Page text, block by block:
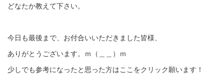
どなたか教えて下さい。
今日も最後まで、お付合いいただきました皆様、
ありがとうございます。ｍ（＿＿）ｍ
少しでも参考になったと思った方はここをクリック願います！